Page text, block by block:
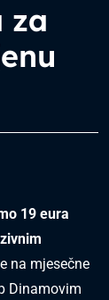
za
19 eura
na mjesečne
Dinamovim